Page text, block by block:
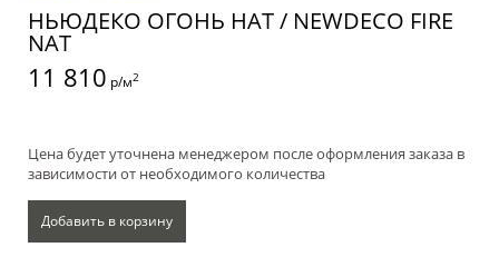
НЬЮДЕКО ОГОНЬ НАТ / NEWDECO FIRE
NAT
11 810 р/м2
Цена будет уточнена менеджером после оформления заказа в
зависимости от необходимого количества
Добавить в корзину